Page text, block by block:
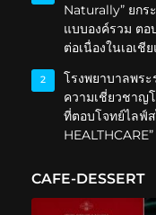
Naturally” ยก
แบบองค์รวม ต
ต่อเนื่องในเอเชี
2
โรงพยาบาลพร
ความเชี่ยวชาญ
ที่ตอบโจทย์ไลฟ์
HEALTHCARE”
CAFE-DESSERT